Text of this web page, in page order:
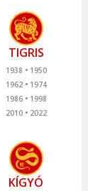
TIGRIS
1938
1950
1962
1974
1986
1998
2010
2022
KÍGYÓ